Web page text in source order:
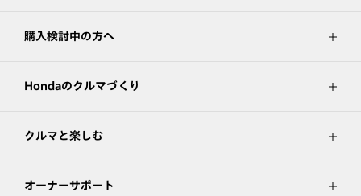
購入検討中の方へ
Hondaのクルマづくり
クルマと楽しむ
オーナーサポート